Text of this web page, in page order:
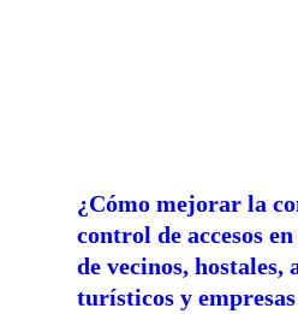
¿Cómo mejorar la
control de accesos
de vecinos, hostales,
turísticos y